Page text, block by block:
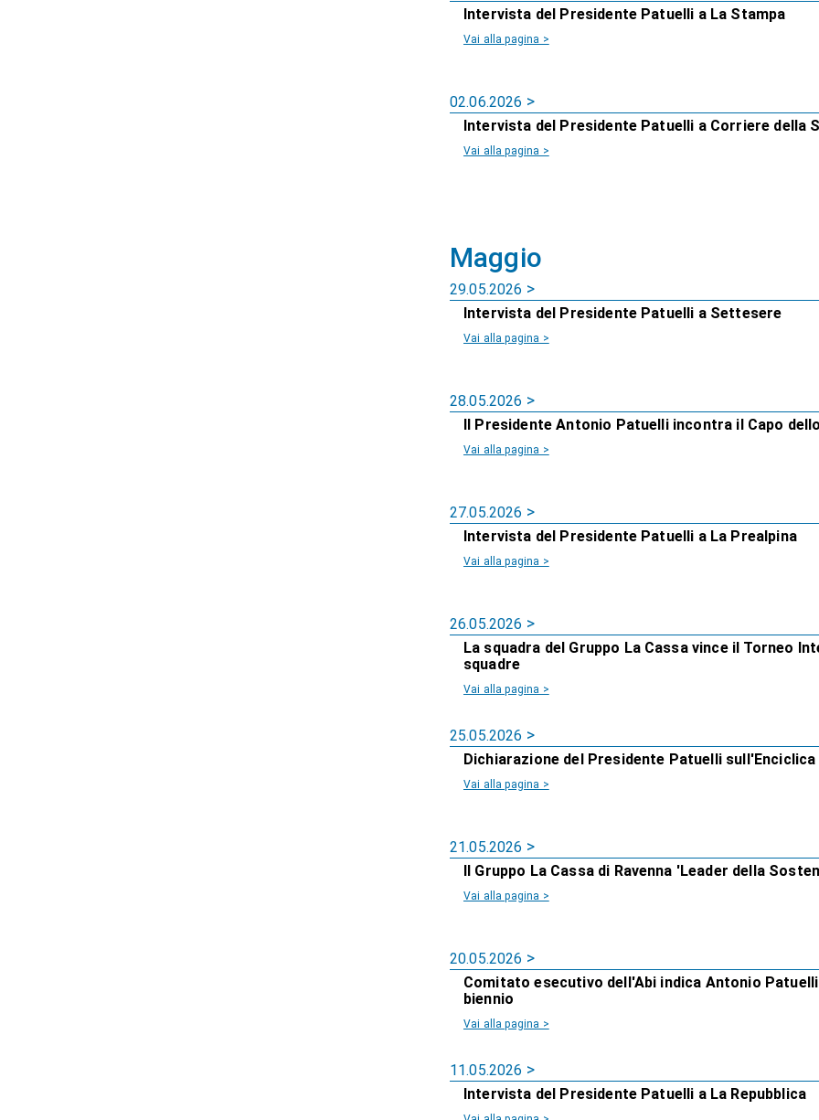
Intervista del Presidente Patuelli a La Stampa
Vai alla pagina >
02.06.2026
Intervista del Presidente Patuelli a Corriere della
Vai alla pagina >
Maggio
29.05.2026
Intervista del Presidente Patuelli a Settesere
Vai alla pagina >
28.05.2026
Il Presidente Antonio Patuelli incontra il Capo
Vai alla pagina >
27.05.2026
Intervista del Presidente Patuelli a La Prealpina
Vai alla pagina >
26.05.2026
La squadra del Gruppo La Cassa vince il Torneo
squadre
Vai alla pagina >
25.05.2026
Dichiarazione del Presidente Patuelli sull'Enciclica
Vai alla pagina >
21.05.2026
Il Gruppo La Cassa di Ravenna 'Leader della
Vai alla pagina >
20.05.2026
Comitato esecutivo dell'Abi indica Antonio
biennio
Vai alla pagina >
11.05.2026
Intervista del Presidente Patuelli a La Repubblica